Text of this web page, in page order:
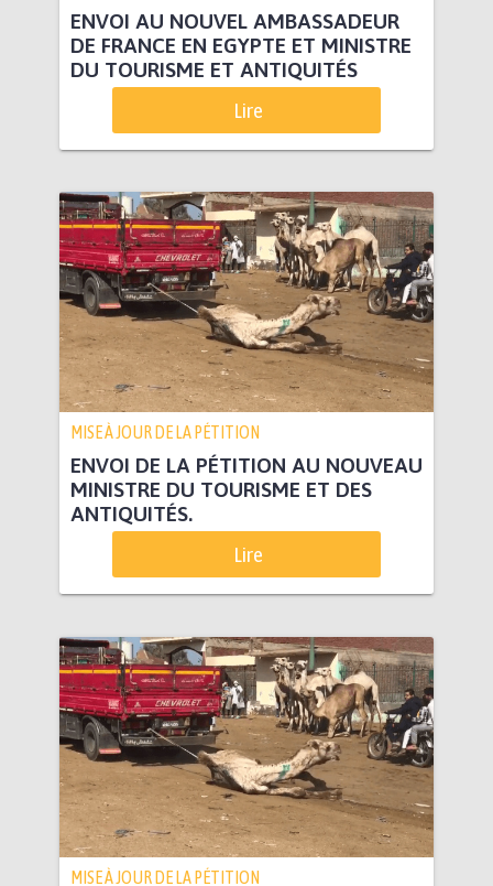
ENVOI AU NOUVEL AMBASSADEUR
DE FRANCE EN EGYPTE ET MINISTRE
DU TOURISME ET ANTIQUITÉS
Lire
MISE À JOUR DE LA PÉTITION
ENVOI DE LA PÉTITION AU NOUVEAU
MINISTRE DU TOURISME ET DES
ANTIQUITÉS.
Lire
MISE À JOUR DE LA PÉTITION